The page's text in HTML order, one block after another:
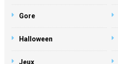
Gore
Halloween
Jeux